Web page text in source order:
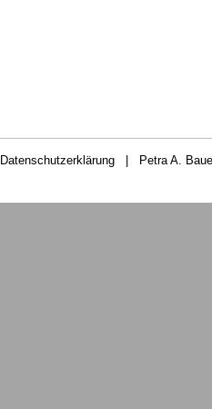
Datenschutzerklärung | Petra A.